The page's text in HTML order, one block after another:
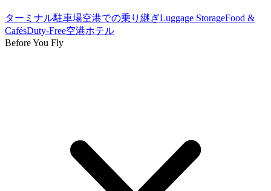
ターミナル駐車場空港での乗り継ぎLuggage StorageFood &
CafésDuty-Free空港ホテル
Before You Fly